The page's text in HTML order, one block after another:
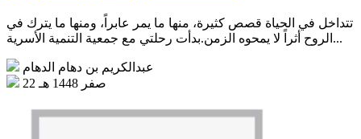
تتداخل في الحياة قصص كثيرة، منها ما يمر عابراً، ومنها ما يترك في
الروح أثراً لا يمحوه الزمن.بدأت رحلتي مع جمعية التنمية الأسرية...
عبدالكريم بن دهام الدهام
22 صفر 1448 هـ